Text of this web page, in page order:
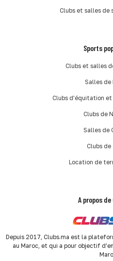
Clubs et salles de
Sports
Clubs et salles
Salles de
Clubs d'équitation
Clubs de
Salles de
Clubs de
Location de
A propos
Depuis 2017, Clubs.ma est la
au Maroc, et qui a pour objectif